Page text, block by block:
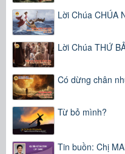
Lời Chúa CHÚA
Lời Chúa THỨ
Có dừng chân
Từ bỏ mình?
Tin buồn: Chị